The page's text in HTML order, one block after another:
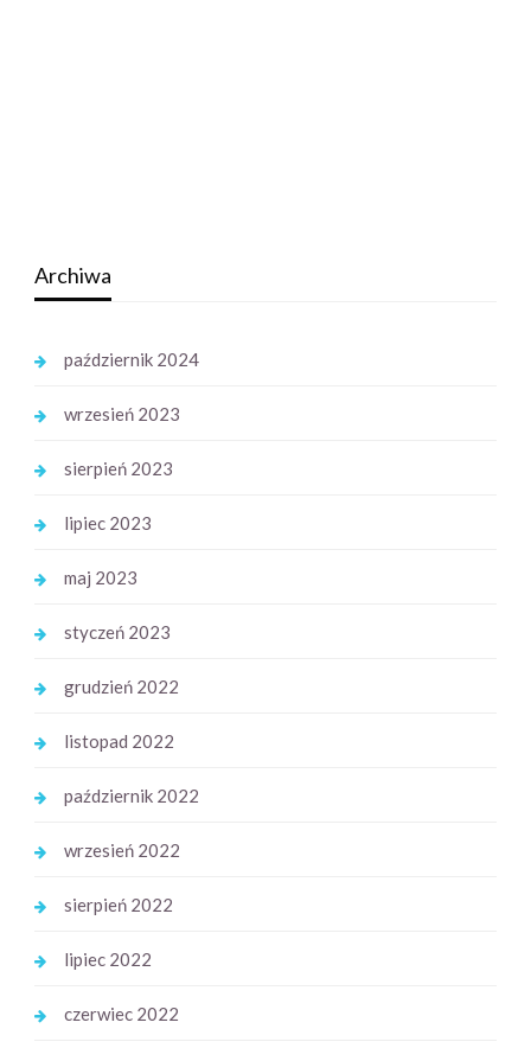
Archiwa
październik 2024
wrzesień 2023
sierpień 2023
lipiec 2023
maj 2023
styczeń 2023
grudzień 2022
listopad 2022
październik 2022
wrzesień 2022
sierpień 2022
lipiec 2022
czerwiec 2022